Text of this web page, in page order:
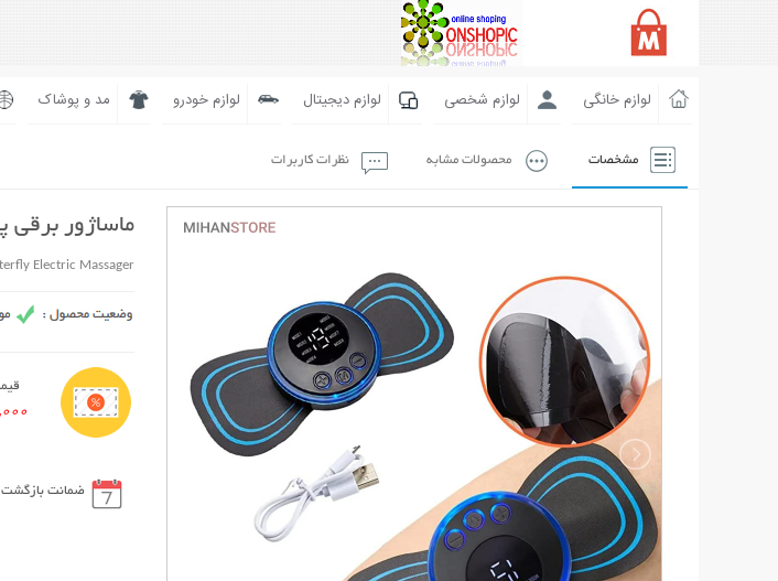
لوازم خانگی لوازم شخصی لوازم دیجیتال لوازم خودرو مد و پوشاک
مشخصات محصولات مشابه نظرات کاربرات
ماساژور برقی
Electric Massager
ضمانت بازگشت